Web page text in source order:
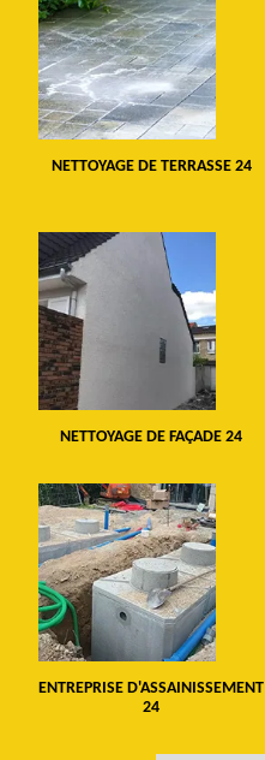
NETTOYAGE DE TERRASSE 24
NETTOYAGE DE FAÇADE 24
ENTREPRISE D'ASSAINISSEMENT
24